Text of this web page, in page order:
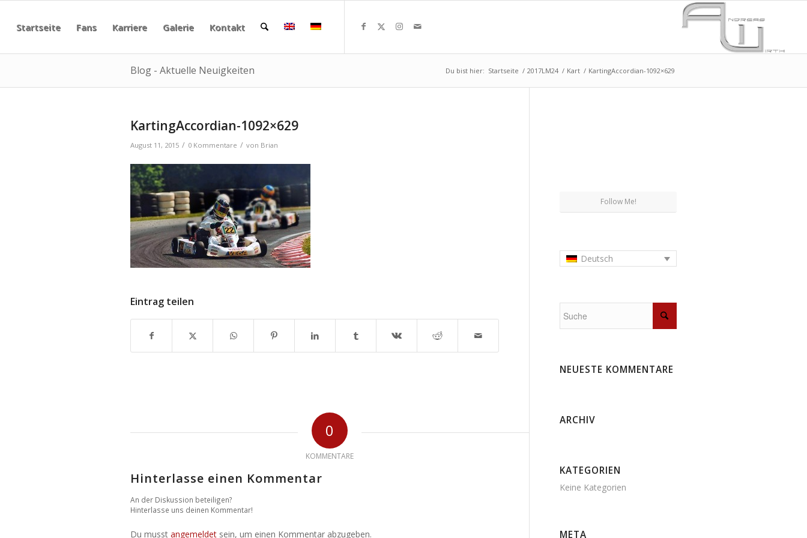
Startseite Fans Karriere Galerie Kontakt
Blog - Aktuelle Neuigkeiten Du bist hier: Startseite / 2017LM24 / Kart / KartingAccordian-1092×629
KartingAccordian-1092×629
August 11, 2015 / 0 Kommentare / von Brian
Eintrag teilen
0
KOMMENTARE
Hinterlasse einen Kommentar
An der Diskussion beteiligen?
Hinterlasse uns deinen Kommentar!
Du musst angemeldet sein, um einen Kommentar abzugeben.
Follow Me!
Deutsch
NEUESTE KOMMENTARE
ARCHIV
KATEGORIEN
Keine Kategorien
META